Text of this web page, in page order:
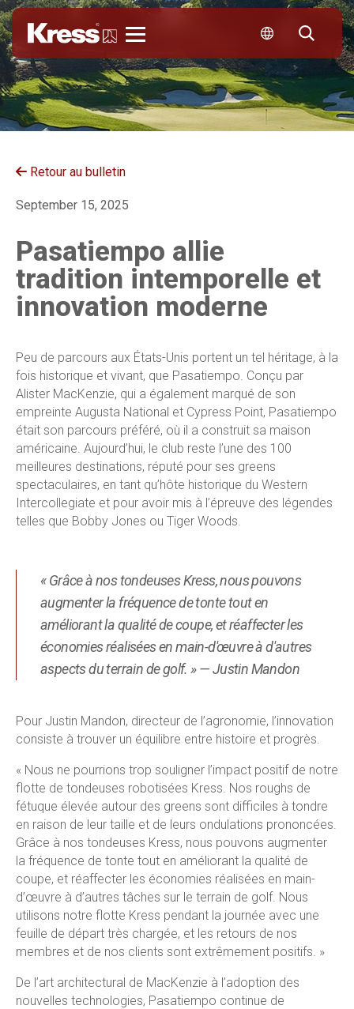
Retour au bulletin
September 15, 2025
Pasatiempo allie
tradition intemporelle et
innovation moderne
Peu de parcours aux États-Unis portent un tel héritage, à la
fois historique et vivant, que Pasatiempo. Conçu par
Alister MacKenzie, qui a également marqué de son
empreinte Augusta National et Cypress Point, Pasatiempo
était son parcours préféré, où il a construit sa maison
américaine. Aujourd’hui, le club reste l’une des 100
meilleures destinations, réputé pour ses greens
spectaculaires, en tant qu’hôte historique du Western
Intercollegiate et pour avoir mis à l’épreuve des légendes
telles que Bobby Jones ou Tiger Woods.
« Grâce à nos tondeuses Kress, nous pouvons
augmenter la fréquence de tonte tout en
améliorant la qualité de coupe, et réaffecter les
économies réalisées en main-d'œuvre à d'autres
aspects du terrain de golf. » — Justin Mandon
Pour Justin Mandon, directeur de l’agronomie, l’innovation
consiste à trouver un équilibre entre histoire et progrès.
« Nous ne pourrions trop souligner l’impact positif de notre
flotte de tondeuses robotisées Kress. Nos roughs de
fétuque élevée autour des greens sont difficiles à tondre
en raison de leur taille et de leurs ondulations prononcées.
Grâce à nos tondeuses Kress, nous pouvons augmenter
la fréquence de tonte tout en améliorant la qualité de
coupe, et réaffecter les économies réalisées en main-
d’œuvre à d’autres tâches sur le terrain de golf. Nous
utilisons notre flotte Kress pendant la journée avec une
feuille de départ très chargée, et les retours de nos
membres et de nos clients sont extrêmement positifs. »
De l’art architectural de MacKenzie à l’adoption des
nouvelles technologies, Pasatiempo continue de